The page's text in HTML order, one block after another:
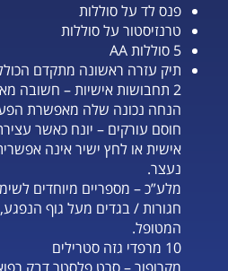
פנס לד על סוללות
טרנזיסטור על סוללות
5 סוללות AA
תיק עזרה ראשונה מתקדם
2 תחבושות אישיות – חשובה
הנחה נכונה שלה מאפשרת
חוסם עורקים – יונח כאשר
אישית או לחץ ישיר אינה
נעצר.
מלע”כ – מספריים מיוחדים
חגורות / בגדים מעל גוף
המטופל.
10 מרפדי גזה סטרילים